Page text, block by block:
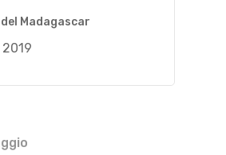
Madagascar
2019